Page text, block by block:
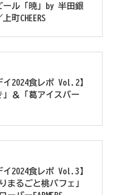
ール「暁」by 半田銀
町CHEERS
イ2024食レポ Vol.2】
」＆「葛アイスバー
イ2024食レポ Vol.3】
まるごと桃パフェ」